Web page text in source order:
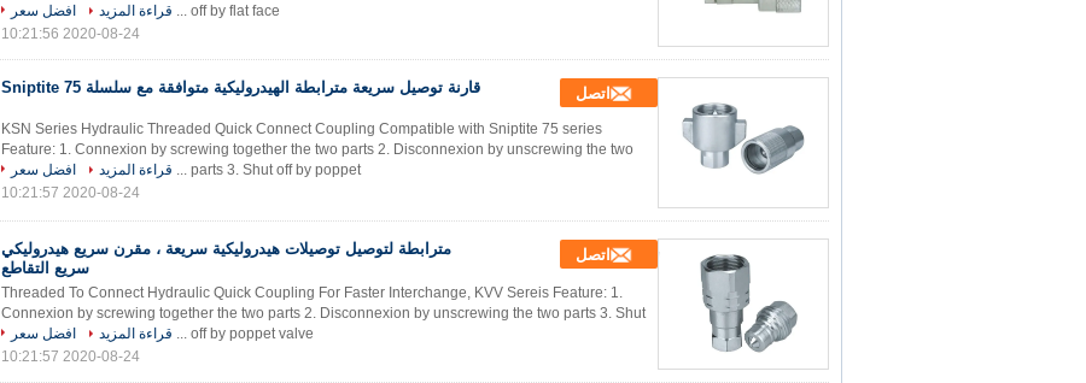
off by flat face ...
قراءة المزيد
افضل سعر
2020-08-24 10:21:56
قارنة توصيل سريعة مترابطة الهيدروليكية متوافقة مع سلسلة 75 Sniptite اتصل
KSN Series Hydraulic Threaded Quick Connect Coupling Compatible with Sniptite 75 series
Feature: 1. Connexion by screwing together the two parts 2. Disconnexion by unscrewing the two
parts 3. Shut off by poppet ...
قراءة المزيد
افضل سعر
2020-08-24 10:21:57
مترابطة لتوصيل توصيلات هيدروليكية سريعة ، مقرن سريع هيدروليكي
سريع التقاطع
اتصل
Threaded To Connect Hydraulic Quick Coupling For Faster Interchange, KVV Sereis​ Feature: 1.
Connexion by screwing together the two parts 2. Disconnexion by unscrewing the two parts 3. Shut
off by poppet valve ...
قراءة المزيد
افضل سعر
2020-08-24 10:21:57